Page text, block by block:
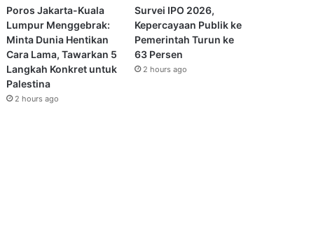
Poros Jakarta-Kuala
Lumpur Menggebrak:
Minta Dunia Hentikan
Cara Lama, Tawarkan 5
Langkah Konkret untuk
Palestina
2 hours ago
Survei IPO 2026,
Kepercayaan Publik ke
Pemerintah Turun ke
63 Persen
2 hours ago